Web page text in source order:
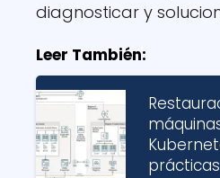
diagnosticar y
Leer También:
prácticas